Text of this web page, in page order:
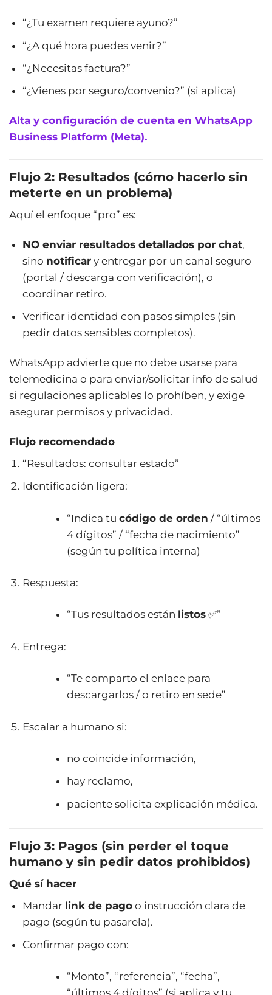
“¿Tu examen requiere ayuno?”
“¿A qué hora puedes venir?”
“¿Necesitas factura?”
“¿Vienes por seguro/convenio?” (si aplica)
Alta y configuración de cuenta en WhatsApp
Business Platform (Meta).
Flujo 2: Resultados (cómo hacerlo sin
meterte en un problema)
Aquí el enfoque “pro” es:
NO enviar resultados detallados por chat,
sino notificar y entregar por un canal seguro
(portal / descarga con verificación), o
coordinar retiro.
Verificar identidad con pasos simples (sin
pedir datos sensibles completos).
WhatsApp advierte que no debe usarse para
telemedicina o para enviar/solicitar info de salud
si regulaciones aplicables lo prohíben, y exige
asegurar permisos y privacidad.
Flujo recomendado
“Resultados: consultar estado”
Identificación ligera:
“Indica tu código de orden / “últimos
4 dígitos” / “fecha de nacimiento”
(según tu política interna)
Respuesta:
“Tus resultados están listos✅”
Entrega:
“Te comparto el enlace para
descargarlos / o retiro en sede”
Escalar a humano si:
no coincide información,
hay reclamo,
paciente solicita explicación médica.
Flujo 3: Pagos (sin perder el toque
humano y sin pedir datos prohibidos)
Qué sí hacer
Mandar link de pago o instrucción clara de
pago (según tu pasarela).
Confirmar pago con:
“Monto”, “referencia”, “fecha”,